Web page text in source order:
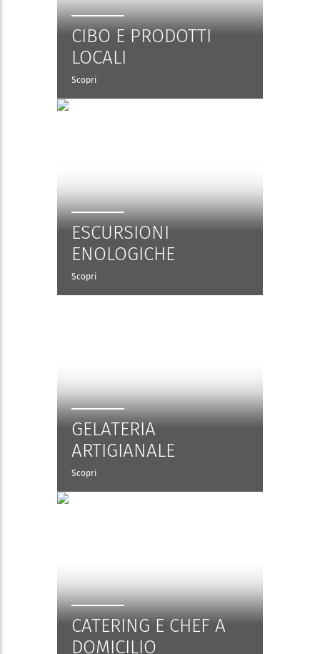
CIBO E PRODOTTI
LOCALI
Scopri
ESCURSIONI
ENOLOGICHE
Scopri
GELATERIA
ARTIGIANALE
Scopri
CATERING E CHEF A
DOMICILIO